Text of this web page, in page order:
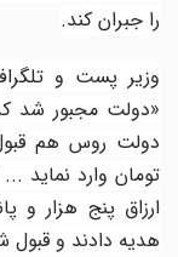
را جبران کند.
وزیر پست و
«دولت مجبور شد که
دولت روس هم قبول
تومان وارد نماید
ارزاق پنج هزار و
هدیه دادند و قبول